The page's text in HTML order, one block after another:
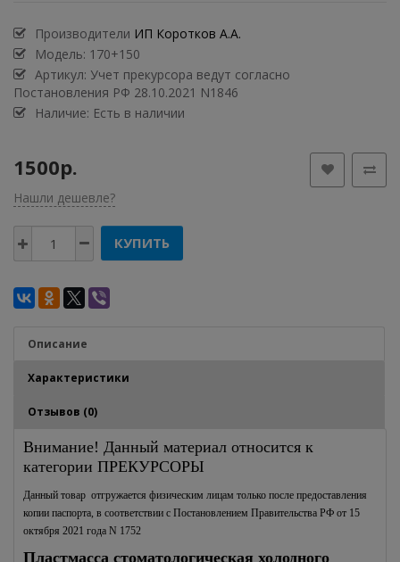
Производители ИП Коротков А.А.
Модель: 170+150
Артикул: Учет прекурсора ведут согласно
Постановления РФ 28.10.2021 N1846
Наличие: Есть в наличии
1500р.
Нашли дешевле?
КУПИТЬ
Описание
Характеристики
Отзывов (0)
Внимание! Данный материал относится к
категории ПРЕКУРСОРЫ
Данный товар отгружается физическим лицам только после предоставления
копии паспорта, в соответствии с Постановлением Правительства РФ от 15
октября 2021 года N 1752
Пластмасса стоматологическая холодного